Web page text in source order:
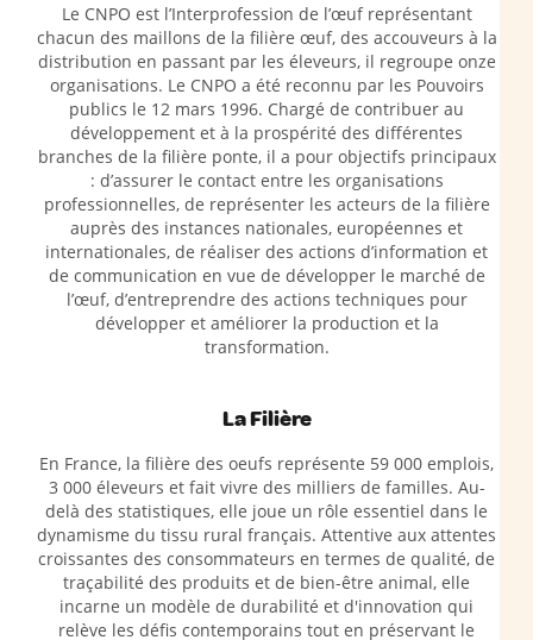
Le CNPO est l’Interprofession de l’œuf représentant
chacun des maillons de la filière œuf, des accouveurs à la
distribution en passant par les éleveurs, il regroupe onze
organisations. Le CNPO a été reconnu par les Pouvoirs
publics le 12 mars 1996. Chargé de contribuer au
développement et à la prospérité des différentes
branches de la filière ponte, il a pour objectifs principaux
: d’assurer le contact entre les organisations
professionnelles, de représenter les acteurs de la filière
auprès des instances nationales, européennes et
internationales, de réaliser des actions d’information et
de communication en vue de développer le marché de
l’œuf, d’entreprendre des actions techniques pour
développer et améliorer la production et la
transformation.
La Filière
En France, la filière des oeufs représente 59 000 emplois,
3 000 éleveurs et fait vivre des milliers de familles. Au-
delà des statistiques, elle joue un rôle essentiel dans le
dynamisme du tissu rural français. Attentive aux attentes
croissantes des consommateurs en termes de qualité, de
traçabilité des produits et de bien-être animal, elle
incarne un modèle de durabilité et d'innovation qui
relève les défis contemporains tout en préservant le